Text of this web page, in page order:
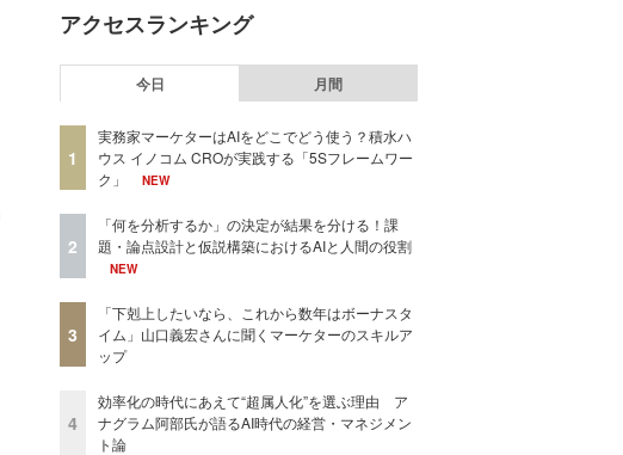
アクセスランキング
今日 月間
1
実務家マーケターはAIをどこでどう使う？積水ハ
ウス イノコム CROが実践する「5Sフレームワー
ク」
NEW
2
「何を分析するか」の決定が結果を分ける！課
題・論点設計と仮説構築におけるAIと人間の役割
NEW
3
「下剋上したいなら、これから数年はボーナスタ
イム」山口義宏さんに聞くマーケターのスキルア
ップ
4
効率化の時代にあえて“超属人化”を選ぶ理由 ア
ナグラム阿部氏が語るAI時代の経営・マネジメン
ト論